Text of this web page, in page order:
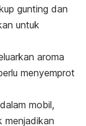
gunting dan
untuk
aroma
menyemprot
mobil,
menjadikan